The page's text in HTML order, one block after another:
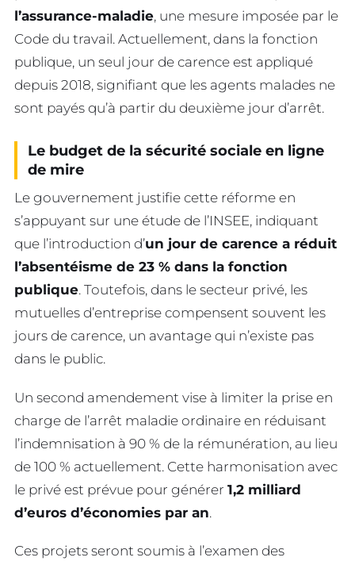
l’assurance-maladie, une mesure imposée par le
Code du travail. Actuellement, dans la fonction
publique, un seul jour de carence est appliqué
depuis 2018, signifiant que les agents malades ne
sont payés qu’à partir du deuxième jour d’arrêt.
Le budget de la sécurité sociale en ligne
de mire
Le gouvernement justifie cette réforme en
s’appuyant sur une étude de l’INSEE, indiquant
que l’introduction d’un jour de carence a réduit
l’absentéisme de 23 % dans la fonction
publique. Toutefois, dans le secteur privé, les
mutuelles d’entreprise compensent souvent les
jours de carence, un avantage qui n’existe pas
dans le public.
Un second amendement vise à limiter la prise en
charge de l’arrêt maladie ordinaire en réduisant
l’indemnisation à 90 % de la rémunération, au lieu
de 100 % actuellement. Cette harmonisation avec
le privé est prévue pour générer 1,2 milliard
d’euros d’économies par an.
Ces projets seront soumis à l’examen des